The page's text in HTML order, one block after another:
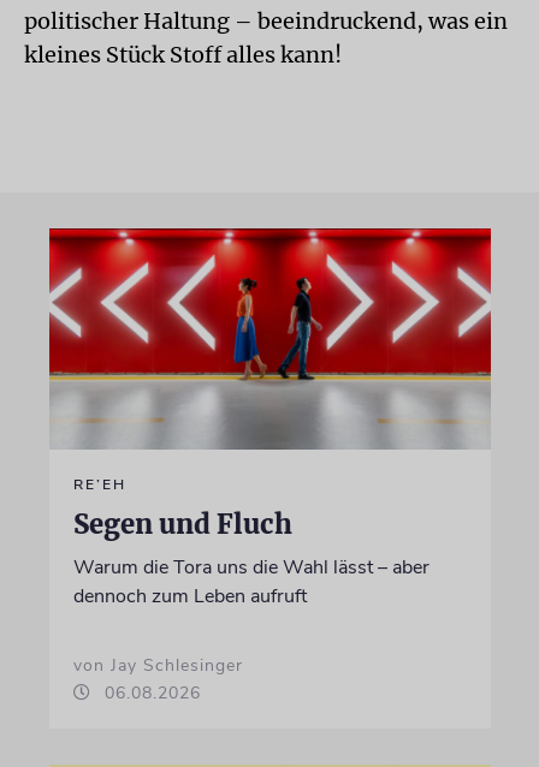
politischer Haltung – beeindruckend, was ein
kleines Stück Stoff alles kann!
RE’EH
Segen und Fluch
Warum die Tora uns die Wahl lässt – aber
dennoch zum Leben aufruft
von Jay Schlesinger
06.08.2026